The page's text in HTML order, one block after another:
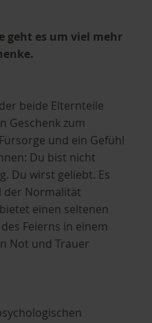
geht es um viel mehr
beide Elternteile
Geschenk zum
und ein Gefühl
Du bist nicht
Du wirst geliebt. Es
der Normalität
einen seltenen
Feierns in einem
Not und Trauer